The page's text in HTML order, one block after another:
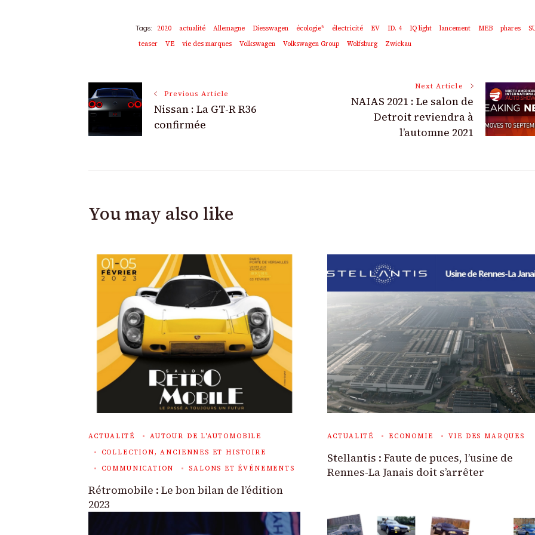
Tags: 2020 actualité Allemagne Diesswagen écologie* électricité EV ID. 4 IQ light lancement MEB phares
teaser
VE vie des marques Volkswagen Volkswagen Group Wolfsburg Zwickau
Post
Navigation
Previous Article
Nissan : La GT-R R36
confirmée
Next Article
NAIAS 2021 : Le salon de
Detroit reviendra à
l’automne 2021
You may also like
ACTUALITÉ
AUTOUR DE L'AUTOMOBILE
COLLECTION, ANCIENNES ET HISTOIRE
COMMUNICATION
SALONS ET ÉVÉNEMENTS
Rétromobile : Le bon bilan de l’édition
2023
ACTUALITÉ ECONOMIE VIE DES MARQUES
Stellantis : Faute de puces, l’usine de
Rennes-La Janais doit s’arrêter